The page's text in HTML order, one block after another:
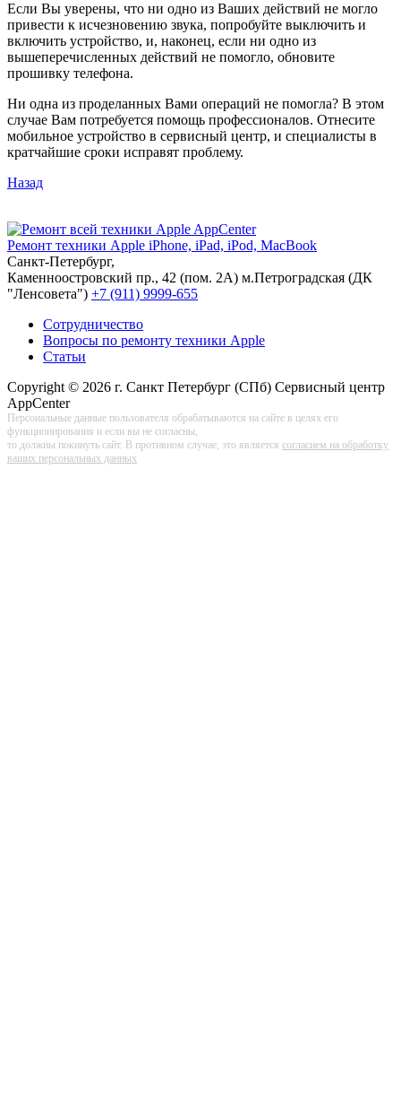
Если Вы уверены, что ни одно из Ваших действий не могло
привести к исчезновению звука, попробуйте выключить и
включить устройство, и, наконец, если ни одно из
вышеперечисленных действий не помогло, обновите
прошивку телефона.
Ни одна из проделанных Вами операций не помогла? В этом
случае Вам потребуется помощь профессионалов. Отнесите
мобильное устройство в сервисный центр, и специалисты в
кратчайшие сроки исправят проблему.
Назад
AppCenter
Ремонт техники Apple iPhone, iPad, iPod, MacBook
Санкт-Петербург,
Каменноостровский пр., 42 (пом. 2А) м.Петроградская (ДК
"Ленсовета") +7 (911) 9999-655
Сотрудничество
Вопросы по ремонту техники Apple
Статьи
Copyright © 2026 г. Санкт Петербург (СПб) Сервисный центр
AppCenter
Персональные данные пользователя обрабатываются на сайте в целях его
функционирования и если вы не согласны,
то должны покинуть сайт. В противном случае, это является согласием на обработку
ваших персональных данных